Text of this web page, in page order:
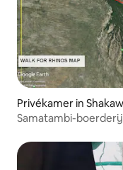
Privékamer in
Samatambi-boerderij